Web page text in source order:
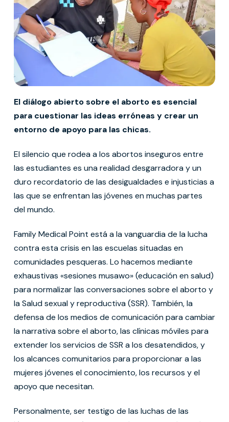
El diálogo abierto sobre el aborto es esencial
para cuestionar las ideas erróneas y crear un
entorno de apoyo para las chicas.
El silencio que rodea a los abortos inseguros entre
las estudiantes es una realidad desgarradora y un
duro recordatorio de las desigualdades e injusticias a
las que se enfrentan las jóvenes en muchas partes
del mundo.
Family Medical Point está a la vanguardia de la lucha
contra esta crisis en las escuelas situadas en
comunidades pesqueras. Lo hacemos mediante
exhaustivas «sesiones musawo» (educación en salud)
para normalizar las conversaciones sobre el aborto y
la Salud sexual y reproductiva (SSR). También, la
defensa de los medios de comunicación para cambiar
la narrativa sobre el aborto, las clínicas móviles para
extender los servicios de SSR a los desatendidos, y
los alcances comunitarios para proporcionar a las
mujeres jóvenes el conocimiento, los recursos y el
apoyo que necesitan.
Personalmente, ser testigo de las luchas de las